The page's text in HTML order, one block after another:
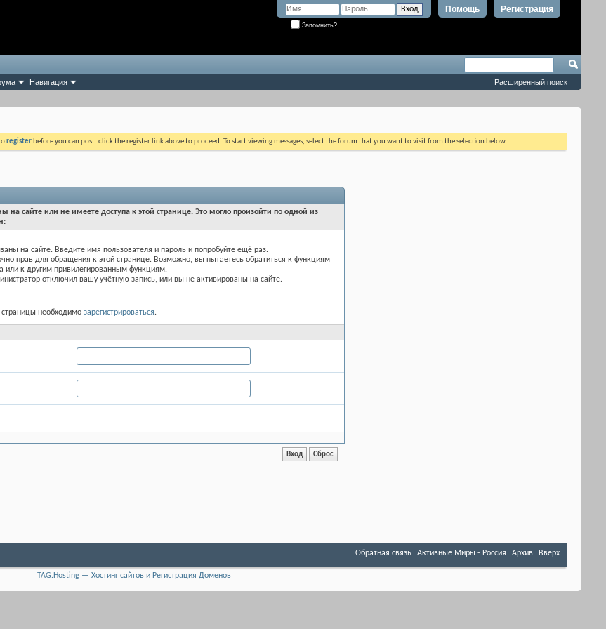
Регистрация
Помощь
Запомнить?
Навигация Расширенный поиск
register before you can post: click the register link above to proceed. To start viewing messages, select the forum that you want to visit from the selection below.
на сайте или не имеете доступа к этой странице. Это могло произойти по одной из
на сайте. Введите имя пользователя и пароль и попробуйте ещё раз.
прав для обращения к этой странице. Возможно, вы пытаетесь обратиться к функциям
или к другим привилегированным функциям.
отключил вашу учётную запись, или вы не активированы на сайте.
необходимо зарегистрироваться.
Обратная связь Активные Миры - Россия Архив Вверх
TAG.Hosting — Хостинг сайтов и Регистрация Доменов